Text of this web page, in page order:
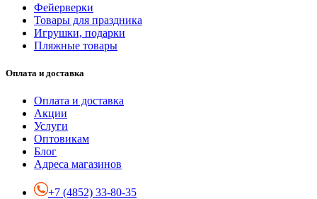
Фейерверки
Товары для праздника
Игрушки, подарки
Пляжные товары
Оплата и доставка
Оплата и доставка
Акции
Услуги
Оптовикам
Блог
Адреса магазинов
+7 (4852) 33-80-35